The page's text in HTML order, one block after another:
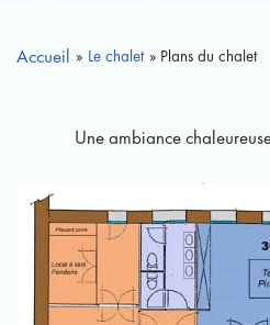
Accueil » Le chalet » Plans du chalet
Une ambiance